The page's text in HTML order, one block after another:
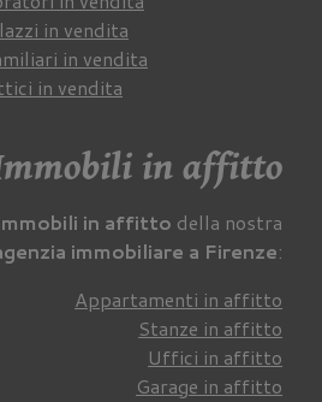
in vendita
in vendita
in vendita
in affitto
in affitto della nostra
immobiliare a Firenze:
Appartamenti in affitto
Stanze in affitto
Uffici in affitto
Garage in affitto